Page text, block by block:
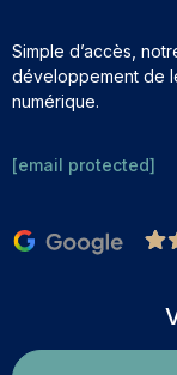
Simple d’accès,
développement de
numérique.
[email protected]